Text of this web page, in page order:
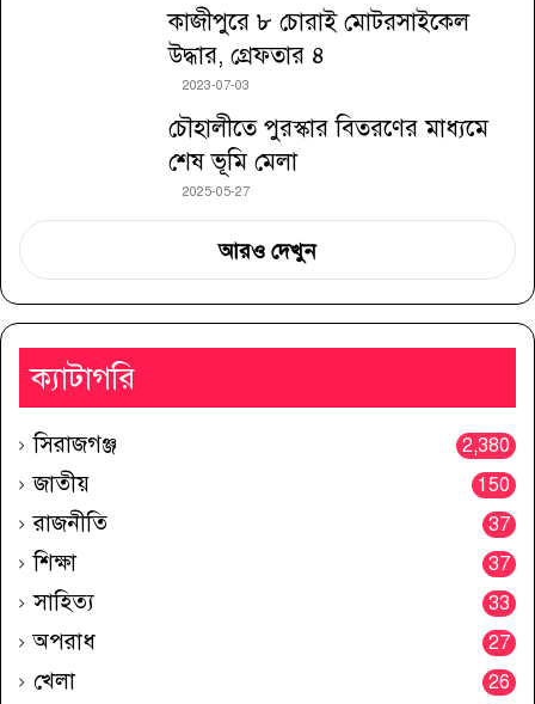
কাজীপুরে ৮ চোরাই মোটরসাইকেল
উদ্ধার, গ্রেফতার ৪
2023-07-03
চৌহালীতে পুরস্কার বিতরণের মাধ্যমে
শেষ ভূমি মেলা
2025-05-27
আরও দেখুন
ক্যাটাগরি
সিরাজগঞ্জ 2,380
জাতীয় 150
রাজনীতি 37
শিক্ষা 37
সাহিত্য 33
অপরাধ 27
খেলা 26